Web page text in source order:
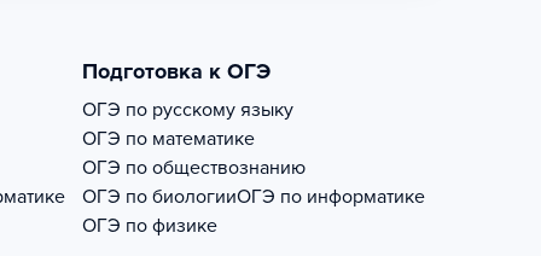
Подготовка к ОГЭ
ОГЭ по русскому языку
ОГЭ по математике
ОГЭ по обществознанию
ОГЭ по биологииОГЭ по информатике
ОГЭ по физике